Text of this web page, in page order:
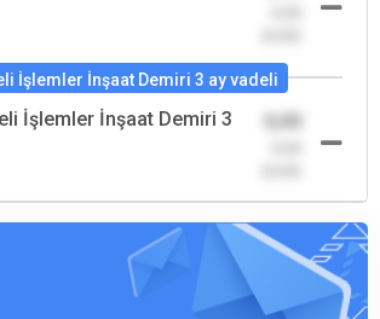
İşlemler İnşaat Demiri 3 ay vadeli
İşlemler İnşaat Demiri 3